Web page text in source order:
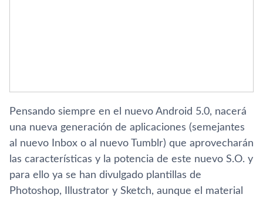
Pensando siempre en el nuevo Android 5.0, nacerá
una nueva generación de aplicaciones (semejantes
al nuevo Inbox o al nuevo Tumblr) que aprovecharán
las caracterí­sticas y la potencia de este nuevo S.O. y
para ello ya se han divulgado plantillas de
Photoshop, Illustrator y Sketch, aunque el material